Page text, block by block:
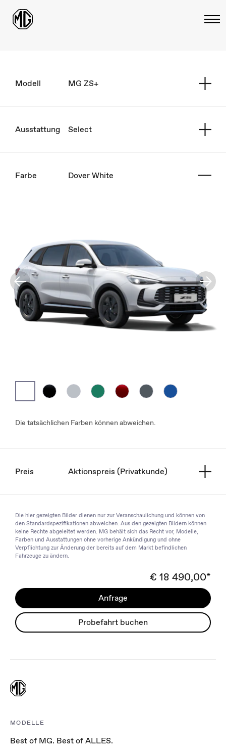
Modell MG ZS+
Ausstattung Select
Farbe Dover White
Die tatsächlichen Farben können abweichen.
Preis Aktionspreis (Privatkunde)
Die hier gezeigten Bilder dienen nur zur Veranschaulichung und können von
den Standardspezifikationen abweichen. Aus den gezeigten Bildern können
keine Rechte abgeleitet werden. MG behält sich das Recht vor, Modelle,
Farben und Ausstattungen ohne vorherige Ankündigung und ohne
Verpflichtung zur Änderung der bereits auf dem Markt befindlichen
Fahrzeuge zu ändern.
€ 18 490,00*
Anfrage
Probefahrt buchen
MODELLE
Best of MG. Best of ALLES.